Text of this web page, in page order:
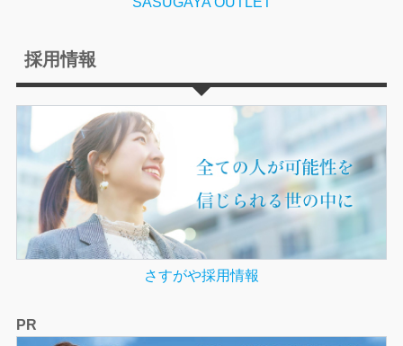
採用情報
さすがや採用情報
PR